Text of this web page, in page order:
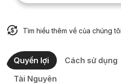
Tìm hiểu thêm về của chúng tôi
Quyền lợi Cách sử dụng
Tài Nguyên